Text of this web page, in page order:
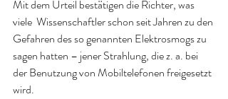
Mit dem Urteil bestätigen die Richter, was
viele  Wissenschaftler schon seit Jahren zu den
Gefahren des so genannten Elektrosmogs zu
sagen hatten – jener Strahlung, die z. a. bei
der Benutzung von Mobiltelefonen freigesetzt
wird.